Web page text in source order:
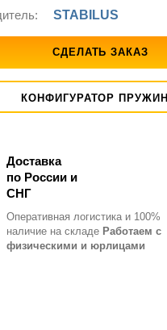
STABILUS
СДЕЛАТЬ ЗАКАЗ
КОНФИГУРАТОР
Доставка
по России и
СНГ
Оперативная логистика и 100%
наличие на складе Работаем с
физическими и юрлицами